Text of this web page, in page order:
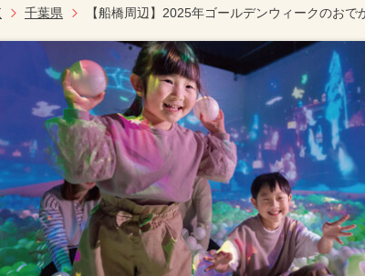
千葉県 【船橋周辺】2025年ゴールデンウィークのお